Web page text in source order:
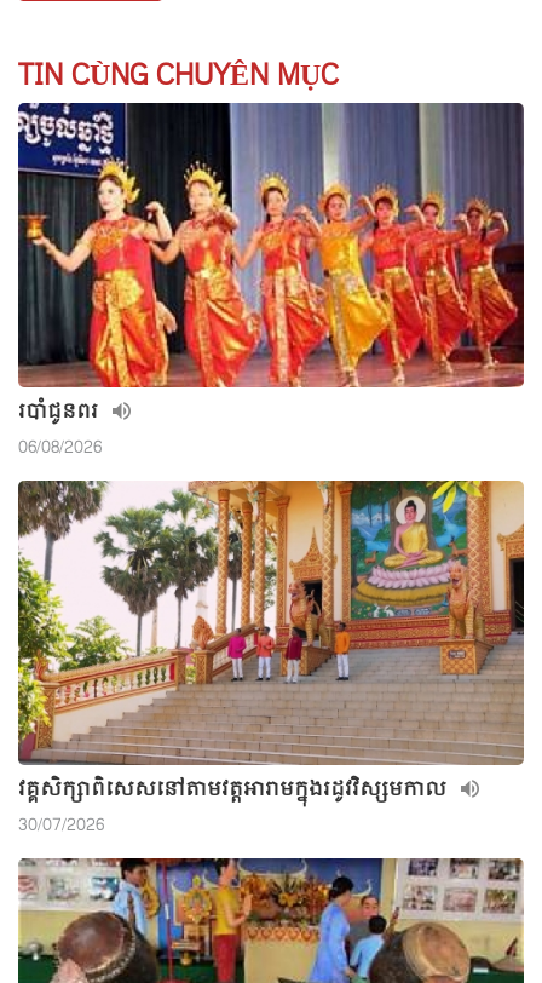
TIN CÙNG CHUYÊN MỤC
របាំជូនពរ
06/08/2026
វគ្គសិក្សាពិសេសនៅតាមវត្តអារាមក្នុងរដូវវិស្សមកាល
30/07/2026